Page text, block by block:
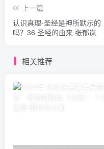
上一篇
认识真理-圣经是神所默示的
吗？36 圣经的由来 张郁岚
相关推荐